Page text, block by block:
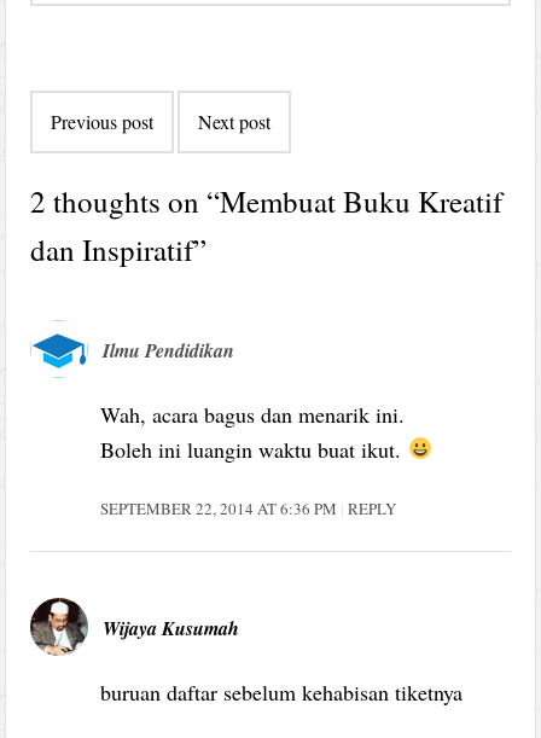
navigation
Previous post Next post
2 thoughts on “Membuat Buku Kreatif
dan Inspiratif”
Ilmu Pendidikan
Wah, acara bagus dan menarik ini.
Boleh ini luangin waktu buat ikut.
SEPTEMBER 22, 2014 AT 6:36 PM REPLY
Wijaya Kusumah
buruan daftar sebelum kehabisan tiketnya